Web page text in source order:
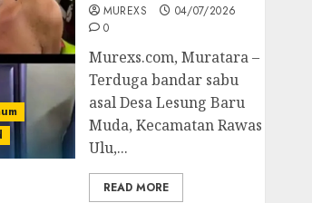
MUREXS
04/07/2026
0
Murexs.com, Muratara –
Terduga bandar sabu
asal Desa Lesung Baru
Muda, Kecamatan Rawas
Ulu,...
READ MORE